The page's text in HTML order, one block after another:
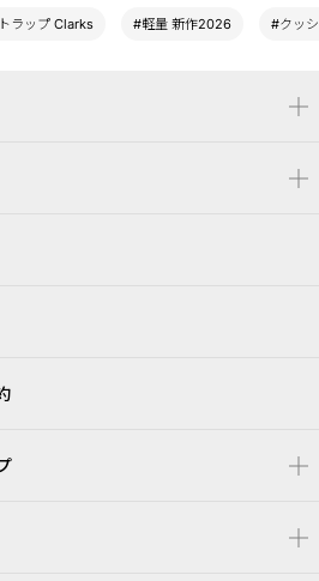
ラップ Clarks #軽量 新作2026 #クッ